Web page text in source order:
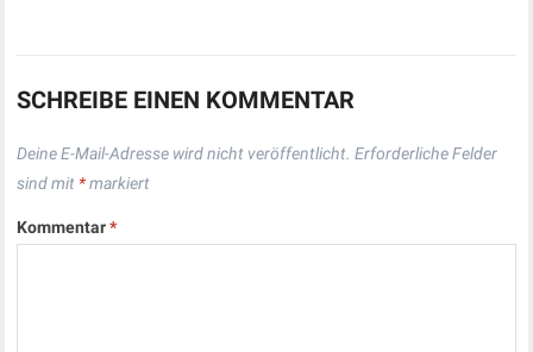
SCHREIBE EINEN KOMMENTAR
Deine E-Mail-Adresse wird nicht veröffentlicht. Erforderliche Felder
sind mit *markiert
Kommentar*